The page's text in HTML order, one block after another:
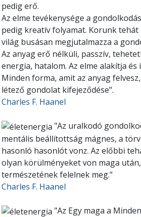
pedig erő.
Az elme tevékenysége a
pedig kreatív folyamat. Korunk tehát
világ busásan megjutalmazza a
Az anyag erő nélküli, passzív,
energia, hatalom. Az elme alakítja
Minden forma, amit az anyag
létező gondolat kifejeződése".
Charles F. Haanel
"Az uralkodó
mentális beállítottság mágnes, a
hasonló hasonlót vonz. Az előbbi
olyan körülményeket von maga
természetének felelnek meg."
Charles F. Haanel
"Az Egy maga a